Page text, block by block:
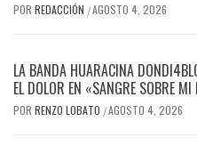
POR REDACCIÓN /AGOSTO 4, 2026
LA BANDA HUARACINA
EL DOLOR EN «SANGRE SOBRE MI
POR RENZO LOBATO /AGOSTO 4, 2026